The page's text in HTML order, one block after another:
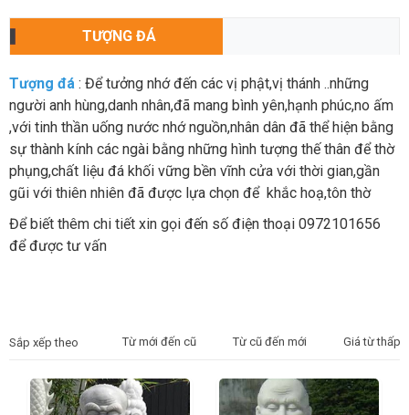
TƯỢNG ĐÁ
Tượng đá : Để tưởng nhớ đến các vị phật,vị thánh ..những
người anh hùng,danh nhân,đã mang bình yên,hạnh phúc,no ấm
,với tinh thần uống nước nhớ nguồn,nhân dân đã thể hiện bằng
sự thành kính các ngài bằng những hình tượng thế thân để thờ
phụng,chất liệu đá khối vững bền vĩnh cửa với thời gian,gần
gũi với thiên nhiên đã được lựa chọn để khắc hoạ,tôn thờ
Để biết thêm chi tiết xin gọi đến số điện thoại 0972101656
để được tư vấn
Sắp xếp theo Từ mới đến cũ Từ cũ đến mới Giá từ thấp